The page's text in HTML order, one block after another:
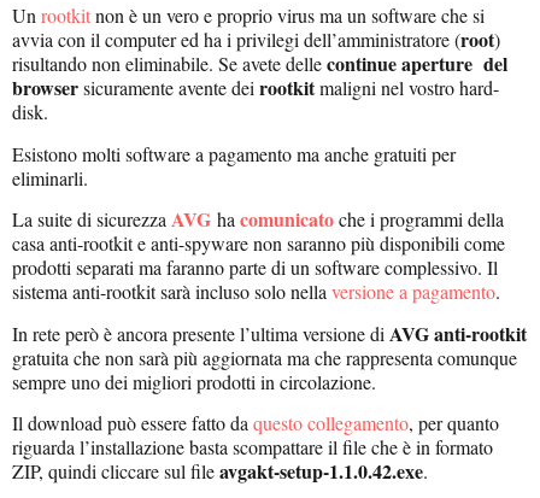
Un rootkitnon è un vero e proprio virus ma un software che si
avvia con il computer ed ha i privilegi dell’amministratore (root)
risultando non eliminabile. Se avete dellecontinue aperture del
browsersicuramente avente dei rootkitmaligni nel vostro hard-
disk.
Esistono molti software a pagamento ma anche gratuiti per
eliminarli.
La suite di sicurezza AVG ha comunicatoche i programmi della
casa anti-rootkit e anti-spyware non saranno più disponibili come
prodotti separati ma faranno parte di un software complessivo. Il
sistema anti-rootkit sarà incluso solo nella versione a pagamento.
In rete però è ancora presente l’ultima versione di AVG anti-rootkit
gratuita che non sarà più aggiornata ma che rappresenta comunque
sempre uno dei migliori prodotti in circolazione.
Il download può essere fatto daquesto collegamento, per quanto
riguarda l’installazione basta scompattare il file che è in formato
ZIP, quindi cliccare sul fileavgakt-setup-1.1.0.42.exe.